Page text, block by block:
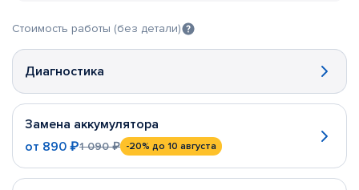
Стоимость работы (без детали)
Диагностика
Замена аккумулятора
от 890 ₽1 090 ₽ -20% до 10 августа